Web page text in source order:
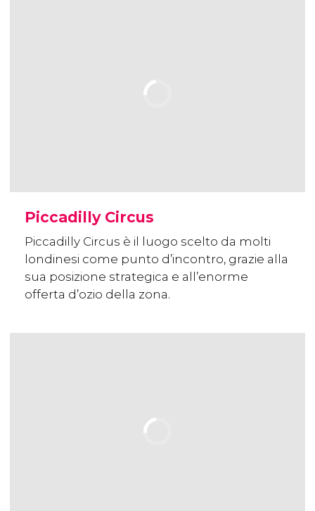
Piccadilly Circus
Piccadilly Circus è il luogo scelto da molti
londinesi come punto d’incontro, grazie alla
sua posizione strategica e all’enorme
offerta d’ozio della zona.